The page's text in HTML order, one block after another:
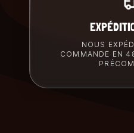
NOUS
COMMANDE EN